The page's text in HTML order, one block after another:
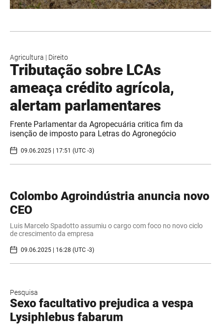
Agricultura | Direito
Tributação sobre LCAs
ameaça crédito agrícola,
alertam parlamentares
Frente Parlamentar da Agropecuária critica fim da
isenção de imposto para Letras do Agronegócio
09.06.2025 | 17:51 (UTC -3)
Colombo Agroindústria anuncia novo
CEO
Luis Marcelo Spadotto assumiu o cargo com foco no novo ciclo
de crescimento da empresa
09.06.2025 | 16:28 (UTC -3)
Pesquisa
Sexo facultativo prejudica a vespa
Lysiphlebus fabarum